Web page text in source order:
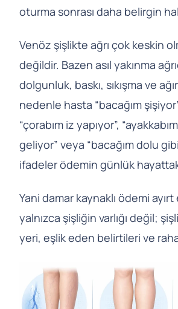
oturma sonrası daha belirgin
Venöz şişlikte ağrı çok keskin
değildir. Bazen asıl yakınma
dolgunluk, baskı, sıkışma ve
nedenle hasta “bacağım
“çorabım iz yapıyor”,
geliyor” veya “bacağım dolu
ifadeler ödemin günlük hayattaki
Yani damar kaynaklı ödemi
yalnızca şişliğin varlığı değil;
yeri, eşlik eden belirtileri ve